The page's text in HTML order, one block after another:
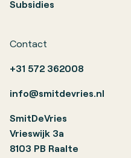
Subsidies
Contact
+31 572 362008
info@smitdevries.nl
SmitDeVries
Vrieswijk 3a
8103 PB Raalte